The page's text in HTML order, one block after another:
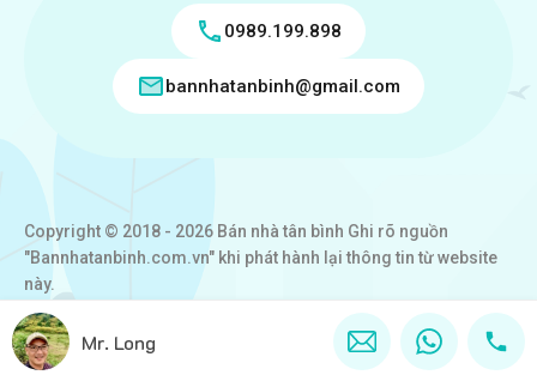
0989.199.898
bannhatanbinh@gmail.com
Copyright © 2018 - 2026 Bán nhà tân bình Ghi rõ nguồn
"Bannhatanbinh.com.vn" khi phát hành lại thông tin từ website
này.
VICTORY REAL
Mr. Long